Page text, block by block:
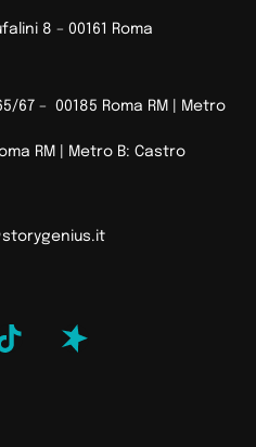
8 – 00161 Roma
67 – 00185 Roma RM |
Metro
RM | Metro B: Castro